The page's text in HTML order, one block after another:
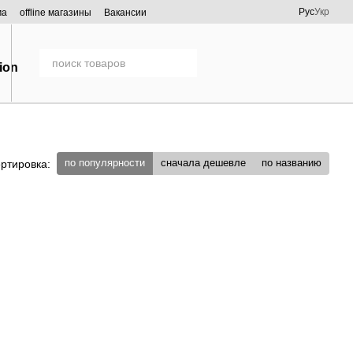
offline магазины
Вакансии
РусУкр
по популярности сначала дешевле по названию